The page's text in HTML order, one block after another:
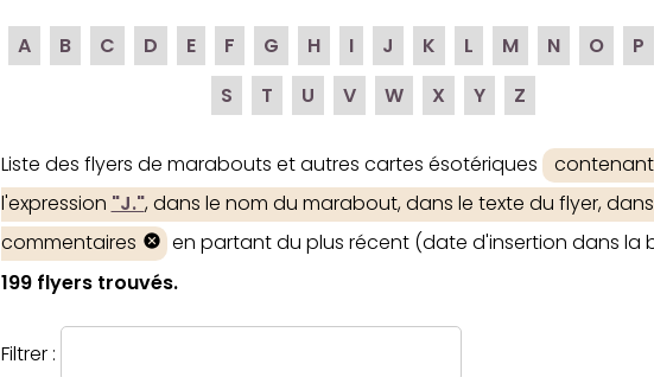
A B C D E F G H I J K L M N O P
S
T U V W X Y Z
Liste des flyers de marabouts et autres cartes ésotériques
contenant
l'expression "J.", dans le nom du marabout, dans le texte du flyer,
commentaires
en partant du plus récent (date d'insertion dans la
199 flyers trouvés.
Filtrer :